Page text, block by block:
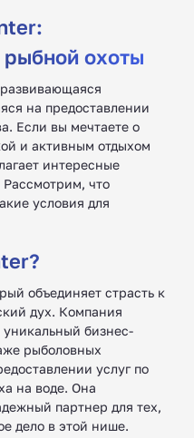
охоты
на предоставлении
Если вы мечтаете о
и активным отдыхом
интересные
что
условия для
объединяет страсть к
дух. Компания
бизнес-
рыболовных
услуг по
на воде. Она
партнер для тех,
дело в этой нише.